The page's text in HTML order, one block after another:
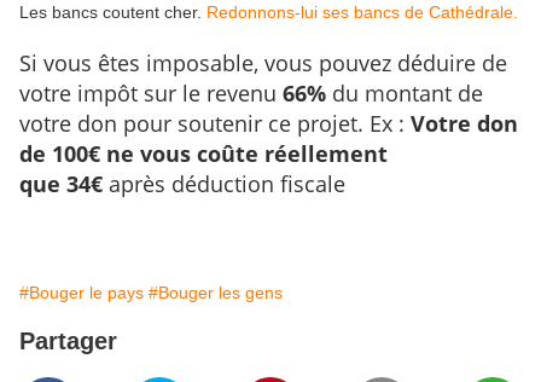
Les bancs coutent cher. Redonnons-lui ses bancs de Cathédrale.
Si vous êtes imposable, vous pouvez déduire de
votre impôt sur le revenu 66% du montant de
votre don pour soutenir ce projet. Ex : Votre don
de 100€ ne vous coûte réellement
que 34€ après déduction fiscale
#Bouger le pays #Bouger les gens
Partager